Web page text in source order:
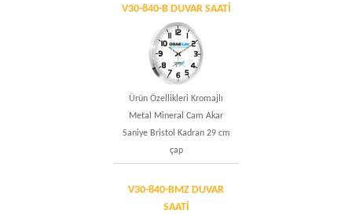
V30-840-B DUVAR SAATİ
Ürün Özellikleri Kromajlı
Metal Mineral Cam Akar
Saniye Bristol Kadran 29 cm
çap
V30-840-BMZ DUVAR
SAATİ